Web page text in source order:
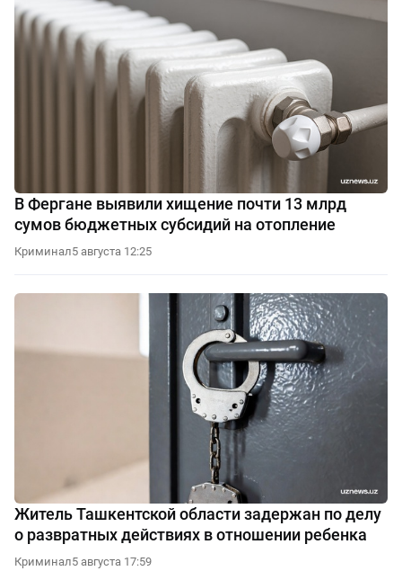
В Фергане выявили хищение почти 13 млрд
сумов бюджетных субсидий на отопление
Криминал5 августа 12:25
Житель Ташкентской области задержан по делу
о развратных действиях в отношении ребенка
Криминал5 августа 17:59